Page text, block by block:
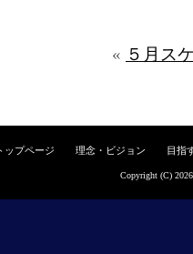
« ５月
ップページ 理念・ビジョン 目指
Copyright (C)